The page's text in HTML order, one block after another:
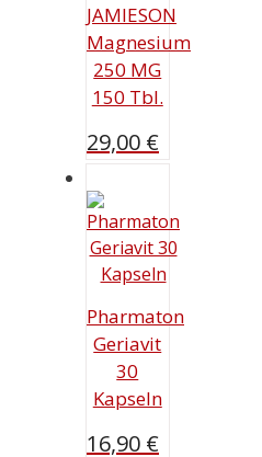
JAMIESON
Magnesium
250 MG
150 Tbl.
29,00 €
Pharmaton
Geriavit
30
Kapseln
16,90 €